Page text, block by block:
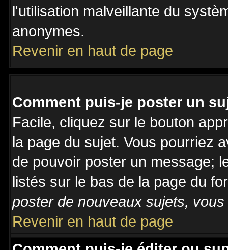
l'utilisation malveillante du
anonymes.
Revenir en haut de page
Comment puis-je poster un
Facile, cliquez sur le bouton
la page du sujet. Vous pourriez
de pouvoir poster un message;
listés sur le bas de la page du
poster de nouveaux sujets,
Revenir en haut de page